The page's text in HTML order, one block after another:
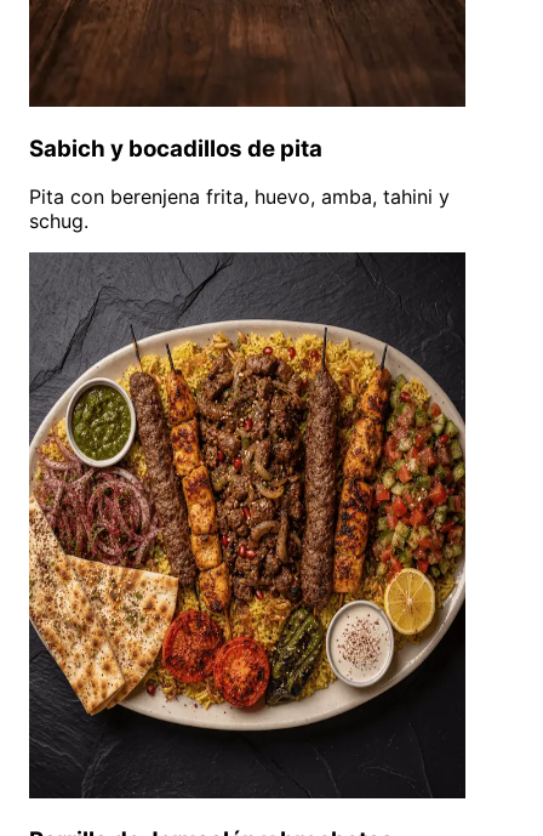
Sabich y bocadillos de pita
Pita con berenjena frita, huevo, amba, tahini y
schug.